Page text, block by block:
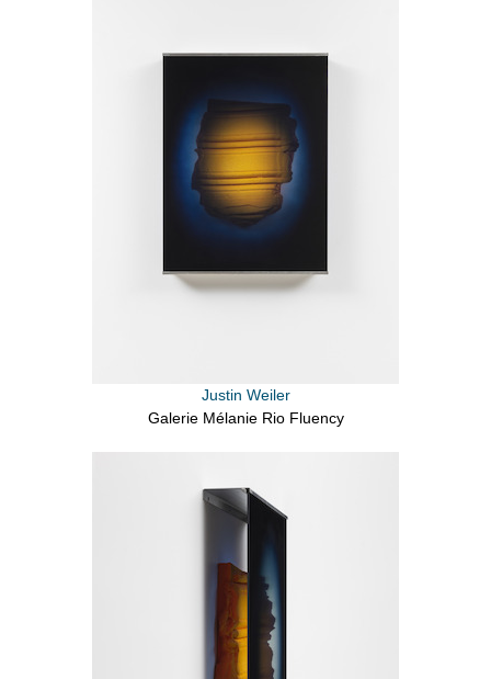
Justin Weiler
Galerie Mélanie Rio Fluency